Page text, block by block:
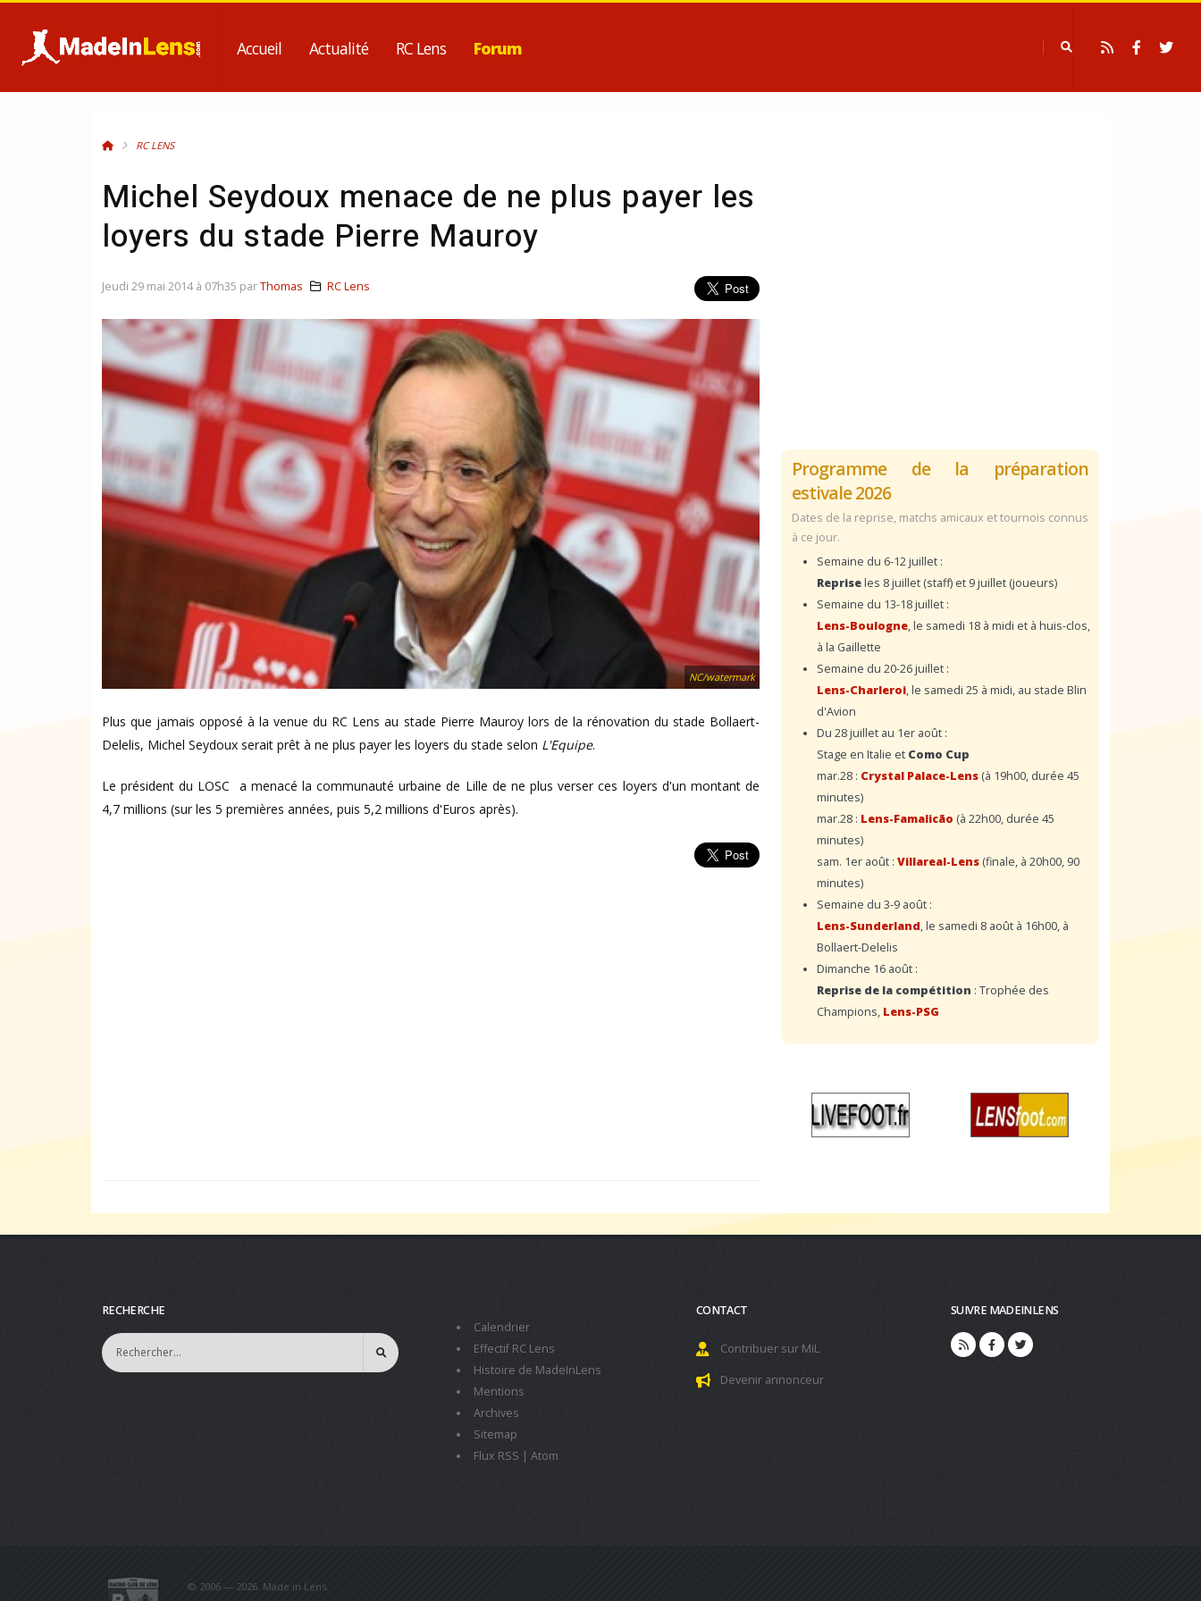
Accueil Actualité RC Lens Forum
RC LENS
Michel Seydoux menace de ne plus payer les
loyers du stade Pierre Mauroy
NC/watermark
Plus que jamais opposé à la venue du RC Lens au stade Pierre Mauroy lors de la rénovation du stade Bollaert-
Delelis, Michel Seydoux serait prêt à ne plus payer les loyers du stade selon L'Equipe.
Le président du LOSC a menacé la communauté urbaine de Lille de ne plus verser ces loyers d'un montant de
4,7 millions (sur les 5 premières années, puis 5,2 millions d'Euros après).
Jeudi 29 mai 2014 à 07h35 parThomas RC Lens
Programme de la préparation
estivale 2026
Dates de la reprise, matchs amicaux et tournois connus
à ce jour.
Semaine du 6-12 juillet :
Repriseles 8 juillet (staff) et 9 juillet (joueurs)
Semaine du 13-18 juillet :
Lens-Boulogne, le samedi 18 à midi et à huis-clos,
à la Gaillette
Semaine du 20-26 juillet :
Lens-Charleroi, le samedi 25 à midi, au stade Blin
d'Avion
Du 28 juillet au 1er août :
Stage en Italie et Como Cup
mar.28 : Crystal Palace-Lens (à 19h00, durée 45
minutes)
mar.28 : Lens-Famalicão (à 22h00, durée 45
minutes)
sam. 1er août : Villareal-Lens (finale, à 20h00, 90
minutes)
Semaine du 3-9 août :
Lens-Sunderland, le samedi 8 août à 16h00, à
Bollaert-Delelis
Dimanche 16 août :
Reprise de la compétition : Trophée des
Champions, Lens-PSG
RECHERCHE
Calendrier
Effectif RC Lens
Histoire de MadeInLens
Mentions
Archives
Sitemap
Flux RSS | Atom
CONTACT
Contribuer sur MiL
Devenir annonceur
SUIVRE MADEINLENS
© 2006 — 2026. Made in Lens.